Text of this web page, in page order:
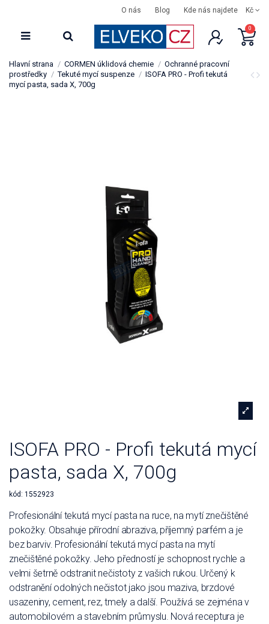
O nás Blog Kde nás najdete Kč
0
Hlavní strana CORMEN úklidová chemie
Ochranné pracovní
prostředky
Tekuté mycí suspenze
ISOFA PRO - Profi tekutá
mycí pasta, sada X, 700g
ISOFA PRO - Profi tekutá mycí
pasta, sada X, 700g
kód: 1552923
Profesionální tekutá mycí pasta na ruce, na mytí znečištěné
pokožky. Obsahuje přírodní abraziva, příjemný parfém a je
bez barviv. Profesionální tekutá mycí pasta na mytí
znečištěné pokožky. Jeho předností je schopnost rychle a
velmi šetrně odstranit nečistoty z vašich rukou. Určený k
odstranění odolných nečistot jako jsou maziva, brzdové
usazeniny, cement, rez, tmely a další. Používá se zejména v
automobilovém a stavebním průmyslu. Nová receptura je